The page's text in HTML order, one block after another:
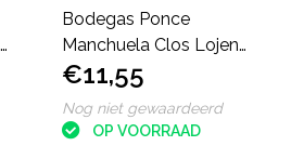
Bodegas Ponce
Manchuela Clos Lojen
Viñas Viejas Bobal
€11,55
Nog niet gewaardeerd
OP VOORRAAD